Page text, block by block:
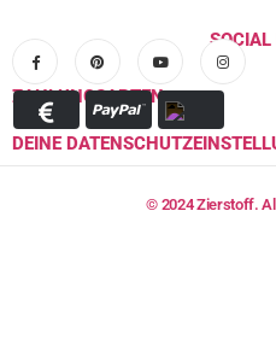
ZAHLUNGSARTEN
DEINE
© 2024 Zierstoff.